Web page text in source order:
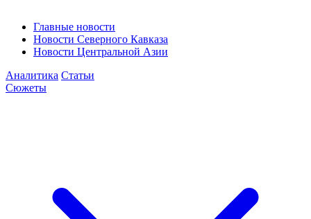
Главные новости
Новости Северного Кавказа
Новости Центральной Азии
Аналитика Статьи
Сюжеты